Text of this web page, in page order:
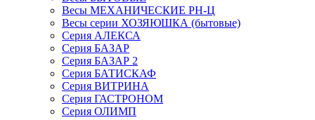
Весы МЕХАНИЧЕСКИЕ РН-Ц
Весы серии ХОЗЯЮШКА (бытовые)
Серия АЛЕКСА
Серия БАЗАР
Серия БАЗАР 2
Серия БАТИСКАФ
Серия ВИТРИНА
Серия ГАСТРОНОМ
Серия ОЛИМП